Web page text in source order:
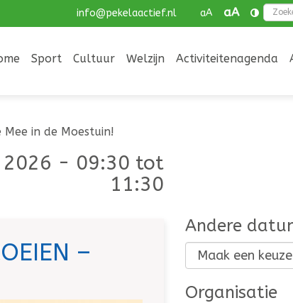
info@pekelaactief.nl aA aA
Sport Cultuur Welzijn Activiteitenagenda
Mee in de Moestuin!
2026 - 09:30 tot
11:30
–
Andere
Organisatie